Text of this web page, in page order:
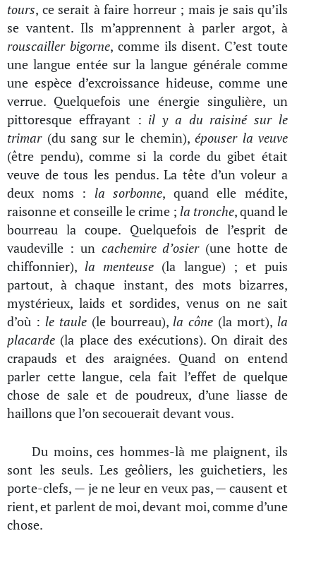
tours, ce serait à faire horreur ; mais je sais qu’ils
se vantent. Ils m’apprennent à parler argot, à
rouscailler bigorne, comme ils disent. C’est toute
une langue entée sur la langue générale comme
une espèce d’excroissance hideuse, comme une
verrue. Quelquefois une énergie singulière, un
pittoresque effrayant : il y a du raisiné sur le
trimar(du sang sur le chemin), épouser la veuve
(être pendu), comme si la corde du gibet était
veuve de tous les pendus. La tête d’un voleur a
deux noms : la sorbonne, quand elle médite,
raisonne et conseille le crime ; la tronche, quand le
bourreau la coupe. Quelquefois de l’esprit de
vaudeville : un cachemire d’osier(une hotte de
chiffonnier),la menteuse (la langue) ; et puis
partout, à chaque instant, des mots bizarres,
mystérieux, laids et sordides, venus on ne sait
d’où : le taule(le bourreau),la cône (la mort),la
placarde (la place des exécutions). On dirait des
crapauds et des araignées. Quand on entend
parler cette langue, cela fait l’effet de quelque
chose de sale et de poudreux, d’une liasse de
haillons que l’on secouerait devant vous.
Du moins, ces hommes-là me plaignent, ils
sont les seuls. Les geôliers, les guichetiers, les
porte-clefs, — je ne leur en veux pas, — causent et
rient, et parlent de moi, devant moi, comme d’une
chose.